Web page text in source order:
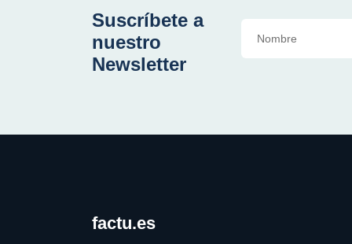
Suscríbete a
nuestro
Newsletter
factu.es